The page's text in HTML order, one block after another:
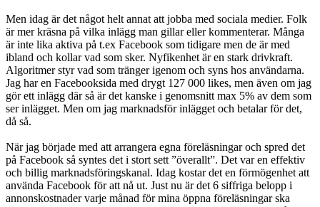
Men idag är det något helt annat att jobba med sociala medier. Folk
är mer kräsna på vilka inlägg man gillar eller kommenterar. Många
är inte lika aktiva på t.ex Facebook som tidigare men de är med
ibland och kollar vad som sker. Nyfikenhet är en stark drivkraft.
Algoritmer styr vad som tränger igenom och syns hos användarna.
Jag har en Facebooksida med drygt 127 000 likes, men även om jag
gör ett inlägg där så är det kanske i genomsnitt max 5% av dem som
ser inlägget. Men om jag marknadsför inlägget och betalar för det,
då så.
När jag började med att arrangera egna föreläsningar och spred det
på Facebook så syntes det i stort sett ”överallt”. Det var en effektiv
och billig marknadsföringskanal. Idag kostar det en förmögenhet att
använda Facebook för att nå ut. Just nu är det 6 siffriga belopp i
annonskostnader varje månad för mina öppna föreläsningar ska